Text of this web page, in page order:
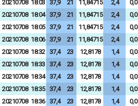
20210708 18:03 37,9 21 11,84715 2,4 0,0
20210708 18:04 37,9 21 11,84715 2,4 0,0
20210708 18:05 37,9 21 11,84715 2,4 0,0
20210708 18:06 37,9 21 11,84715 2,4 0,0
20210708 18:32 37,4 23 12,8178 1,4 0,0
20210708 18:33 37,4 23 12,8178 1,4 0,0
20210708 18:34 37,4 23 12,8178 1,4 0,0
20210708 18:35 37,4 23 12,8178 1,4 0,0
20210708 18:36 37,4 23 12,8178 1,4 0,0